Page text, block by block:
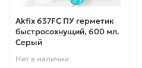
Akfix 637FC ПУ герметик
быстросохнущий, 600 мл.
Серый
Нет в наличии